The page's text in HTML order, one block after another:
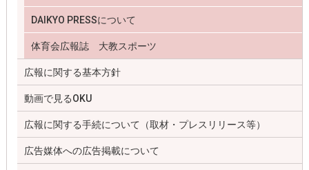
DAIKYO PRESSについて
体育会広報誌 大教スポーツ
広報に関する基本方針
動画で見るOKU
広報に関する手続について（取材・プレスリリース等）
広告媒体への広告掲載について